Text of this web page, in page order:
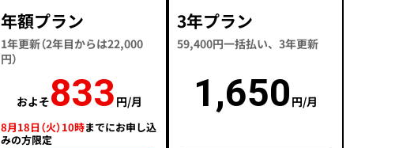
年額プラン
1年更新（2年目からは22,000
円）
およそ833 円/月
8月18日（火）10時までにお申し込
みの方限定
3年プラン
59,400円一括払い、3年更新
1,650 円/月